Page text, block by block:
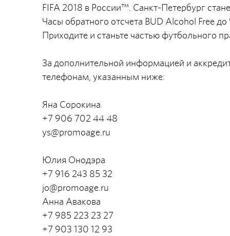
FIFA 2018 в России™. Санкт-Петербург
Часы обратного отсчета BUD Alcohol Free
Приходите и станьте частью футбольного
За дополнительной информацией и
телефонам, указанным ниже:
Яна Сорокина
+7 906 702 44 48
ys@promoage.ru
Юлия Онодэра
+7 916 243 85 32
jo@promoage.ru
Анна Авакова
+7 985 223 23 27
+7 903 130 12 93